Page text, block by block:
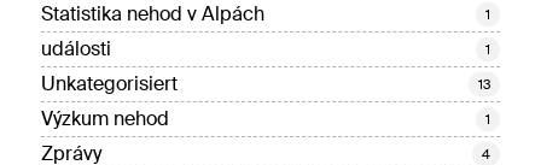
Statistika nehod v Alpách 1
události 1
Unkategorisiert 13
Výzkum nehod 1
Zprávy 4